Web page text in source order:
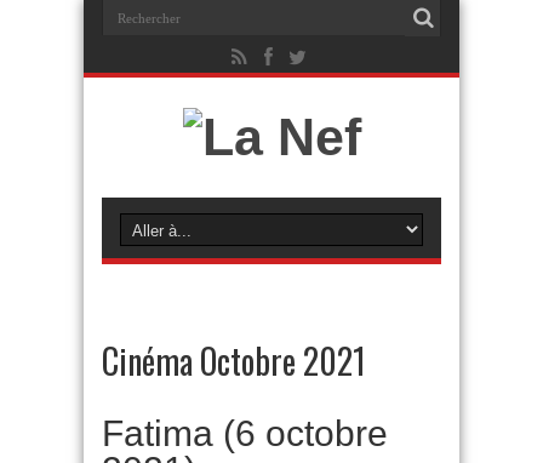
Cinéma Octobre 2021
Fatima (6 octobre